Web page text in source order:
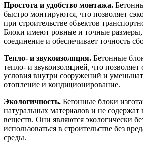
Простота и удобство монтажа.
быстро монтируются, что позволяет
при строительстве объектов
Блоки имеют ровные и точные
соединение и обеспечивает точность
Тепло- и звукоизоляция. Бетонные
тепло- и звукоизоляцией, что
условия внутри сооружений и
отопление и кондиционирование.
Экологичность. Бетонные блоки
натуральных материалов и не
веществ. Они являются экологически
использоваться в строительстве без
среды.